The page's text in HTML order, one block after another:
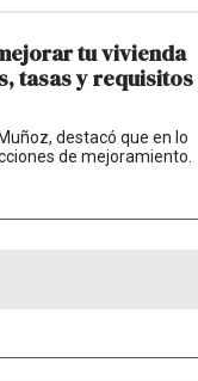
tu vivienda
tasas y requisitos
destacó que en lo
de mejoramiento.